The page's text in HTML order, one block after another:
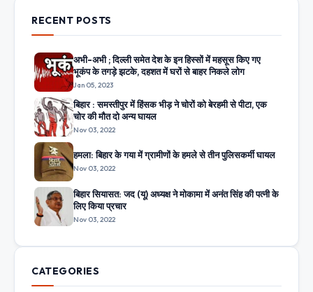
RECENT POSTS
अभी-अभी ; दिल्ली समेत देश के इन हिस्सों में महसूस किए गए
भूकंप के तगड़े झटके, दहशत में घरों से बाहर निकले लोग
Jan 05, 2023
बिहार : समस्तीपुर में हिंसक भीड़ ने चोरों को बेरहमी से पीटा, एक
चोर की मौत दो अन्य घायल
Nov 03, 2022
हमला: बिहार के गया में ग्रामीणों के हमले से तीन पुलिसकर्मी घायल
Nov 03, 2022
बिहार सियासत: जद (यू) अध्यक्ष ने मोकामा में अनंत सिंह की पत्नी के
लिए किया प्रचार
Nov 03, 2022
CATEGORIES